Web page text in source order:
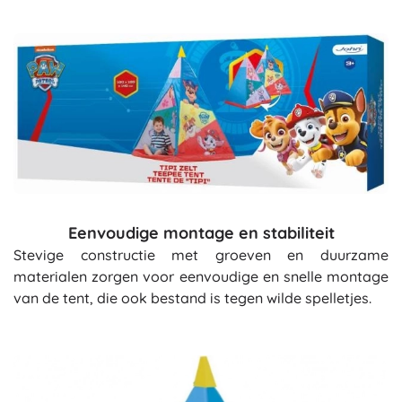
Eenvoudige montage en stabiliteit
Stevige constructie met groeven en duurzame
materialen zorgen voor eenvoudige en snelle montage
van de tent, die ook bestand is tegen wilde spelletjes.